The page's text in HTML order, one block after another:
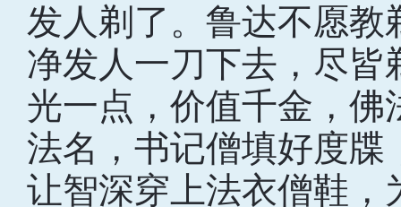
发人剃了。鲁达不愿
净发人一刀下去，尽
光一点，价值千金，
法名，书记僧填好度牒
让智深穿上法衣僧鞋，